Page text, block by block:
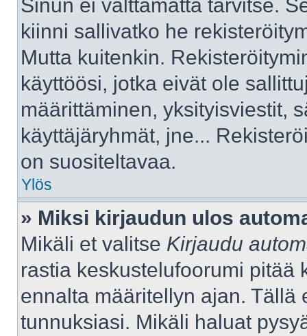
Sinun ei välttämättä tarvitse.
kiinni sallivatko he
Mutta kuitenkin.
käyttöösi, jotka eivät ole
määrittäminen, yksityisviestit,
käyttäjäryhmät, jne...
on suositeltavaa.
Ylös
» Miksi kirjaudun ulos
Mikäli et valitse Kirjaudu
rastia keskustelufoorumi pitää
ennalta määritellyn ajan. Tällä
tunnuksiasi. Mikäli haluat